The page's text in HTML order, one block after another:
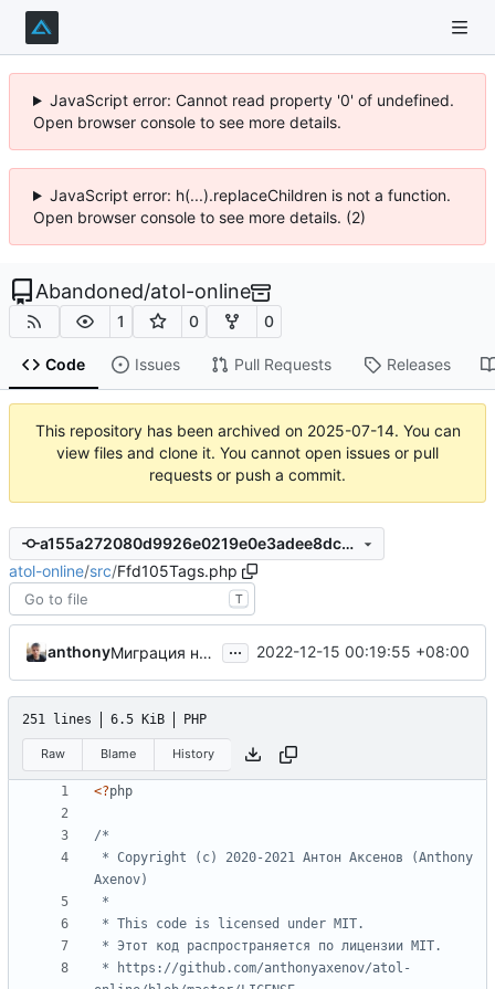
JavaScript error: Cannot read property '0' of undefined.
Open browser console to see more details.
JavaScript error: h(...).replaceChildren is not a function.
Open browser console to see more details. (2)
Abandoned/atol-online
1 0 0
Code Issues Pull Requests Releases
This repository has been archived on 2025-07-14. You can
view files and clone it. You cannot open issues or pull
requests or push a commit.
a155a272080d9926e0219e0e3adee8dc6625ac8d
atol-online/src/Ffd105Tags.php
T
anthony Миграция на php8.1 ... 2022-12-15 00:19:55 +08:00
251 lines 6.5 KiB PHP
Raw Blame History
<?php